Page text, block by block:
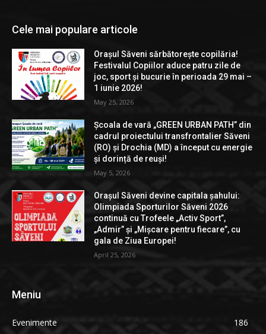
Cele mai populare articole
Orașul Săveni sărbătorește copilăria!
Festivalul Copiilor aduce patru zile de
joc, sport și bucurie în perioada 29 mai –
1 iunie 2026!
May 25, 2026
Școala de vară „GREEN URBAN PATH” din
cadrul proiectului transfrontalier Săveni
(RO) și Drochia (MD) a început cu energie
și dorință de reuși!
May 5, 2026
Orașul Săveni devine capitala șahului:
Olimpiada Sporturilor Săveni 2026
continuă cu Trofeele „Activ Sport”,
„Admir” și „Mișcare pentru fiecare”, cu
gala de Ziua Europei!
April 25, 2026
Meniu
Evenimente
186